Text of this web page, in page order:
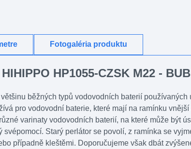
Fotogaléria produktu
HP1055-CZSK M22 -
běžných typů vodovodních baterií
pro vodovodní baterie, které mají na ramínku
varinaty vodovodních baterií, na které může být
svépomocí. Starý perlátor se povolí, z ramínka se
případně kleštěmi. Doporučujeme však dbát